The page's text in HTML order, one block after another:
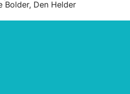
Bolder, Den Helder